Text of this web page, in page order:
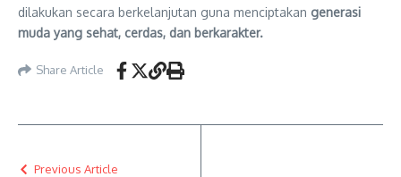
dilakukan secara berkelanjutan guna menciptakan generasi
muda yang sehat, cerdas, dan berkarakter.
Share Article
Previous Article